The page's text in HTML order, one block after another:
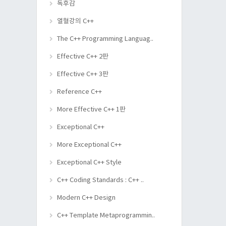
독후감
열혈강의 C++
The C++ Programming Languag..
Effective C++ 2판
Effective C++ 3판
Reference C++
More Effective C++ 1판
Exceptional C++
More Exceptional C++
Exceptional C++ Style
C++ Coding Standards : C++ ..
Modern C++ Design
C++ Template Metaprogrammin..